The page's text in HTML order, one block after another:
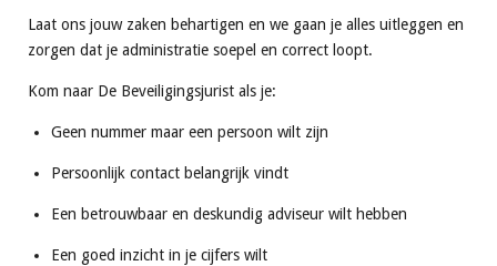
Laat ons jouw zaken behartigen en we gaan je alles uitleggen en
zorgen dat je administratie soepel en correct loopt.
Kom naar De Beveiligingsjurist als je:
Geen nummer maar een persoon wilt zijn
Persoonlijk contact belangrijk vindt
Een betrouwbaar en deskundig adviseur wilt hebben
Een goed inzicht in je cijfers wilt